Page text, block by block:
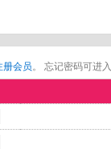
册会员。 忘记密码可进入